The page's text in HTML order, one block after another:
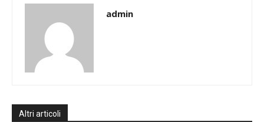
admin
Altri articoli